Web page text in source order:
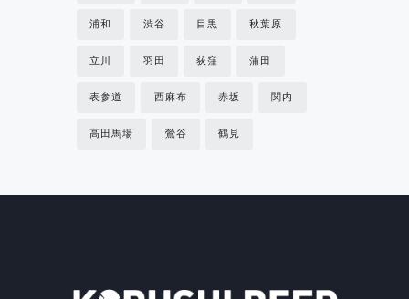
浦和 渋谷 目黒 秋葉原
立川 羽田 荻窪 蒲田
表参道 西麻布 赤坂 関内
高田馬場 鶯谷 鶴見